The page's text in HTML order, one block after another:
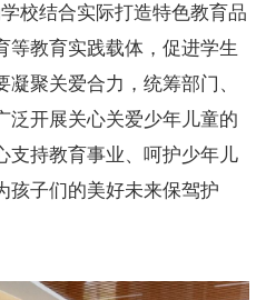
校结合实际打造特色教育品
等教育实践载体，促进学生
聚关爱合力，统筹部门、
泛开展关心关爱少年儿童的
支持教育事业、呵护少年儿
孩子们的美好未来保驾护